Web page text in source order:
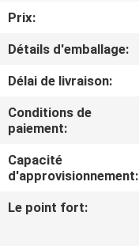
DE
L'USINE
CONTRÔLE
DE
QUALITÉ
Prix:
Détails d'emballage:
Délai de livraison:
Conditions de
paiement:
Capacité
d'approvisionnement:
Le point fort: